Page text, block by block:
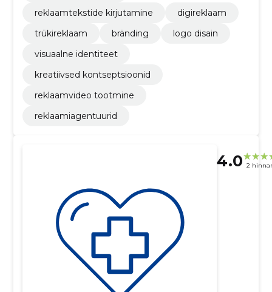
reklaamtekstide kirjutamine
digireklaam
trükireklaam
bränding
logo disain
visuaalne identiteet
kreatiivsed kontseptsioonid
reklaamvideo tootmine
reklaamiagentuurid
4.0 2